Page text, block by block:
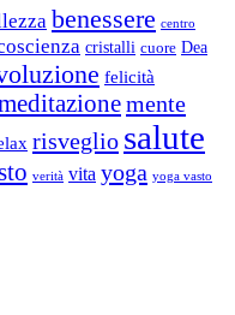
di
Mauro
benessere centro
cristalli cuore Dea
felicità
mente
risveglio salute
verità vita yoga yoga vasto